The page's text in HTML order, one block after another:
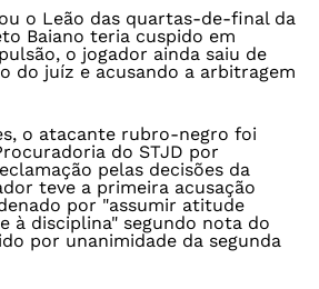
o Leão das quartas-de-final da
Baiano teria cuspido em
o jogador ainda saiu de
do juíz e acusando a arbitragem
o atacante rubro-negro foi
do STJD por
pelas decisões da
teve a primeira acusação
por "assumir atitude
à disciplina" segundo nota do
por unanimidade da segunda